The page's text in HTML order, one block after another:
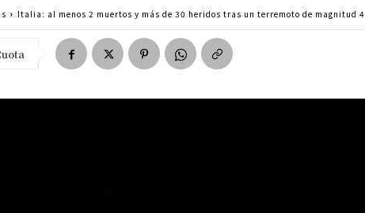
Italia: al menos 2 muertos y más de 30 heridos tras un terremoto de magnitud 4